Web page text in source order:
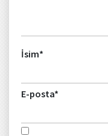
İsim*
E-posta*